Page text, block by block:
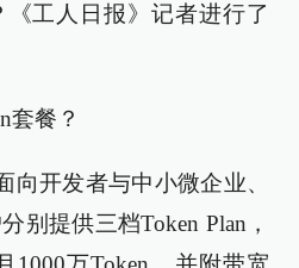
工人日报》记者进行了
套餐？
向开发者与中小微企业、
别提供三档Token Plan，